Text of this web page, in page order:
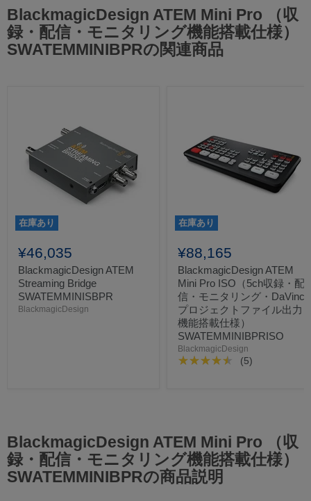
BlackmagicDesign ATEM Mini Pro （収
録・配信・モニタリング機能搭載仕様）
SWATEMMINIBPRの関連商品
在庫あり
¥46,035
BlackmagicDesign ATEM
Streaming Bridge
SWATEMMINISBPR
BlackmagicDesign
在庫あり
¥88,165
BlackmagicDesign ATEM
Mini Pro ISO（5ch収録・配
信・モニタリング・DaVinci
プロジェクトファイル出力
機能搭載仕様）
SWATEMMINIBPRISO
BlackmagicDesign
(5)
BlackmagicDesign ATEM Mini Pro （収
録・配信・モニタリング機能搭載仕様）
SWATEMMINIBPRの商品説明